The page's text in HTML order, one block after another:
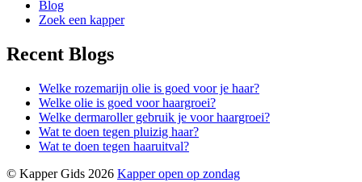
Blog
Zoek een kapper
Recent Blogs
Welke rozemarijn olie is goed voor je haar?
Welke olie is goed voor haargroei?
Welke dermaroller gebruik je voor haargroei?
Wat te doen tegen pluizig haar?
Wat te doen tegen haaruitval?
© Kapper Gids 2026 Kapper open op zondag